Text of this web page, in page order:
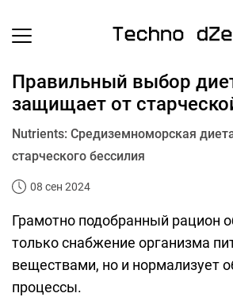
Правильный выбор
защищает от
Nutrients: Средиземноморская
старческого бессилия
08 сен 2024
Грамотно подобранный рацион
только снабжение организма
веществами, но и нормализует
процессы.